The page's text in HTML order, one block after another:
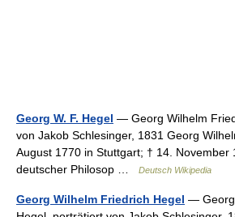
Georg W. F. Hegel — Georg Wilhelm
von Jakob Schlesinger, 1831 Georg
August 1770 in Stuttgart; † 14. November
deutscher Philosop …
Deutsch Wikipedia
Georg Wilhelm Friedrich Hegel — Georg